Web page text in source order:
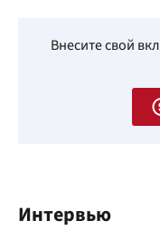
Внесите свой
Интервью